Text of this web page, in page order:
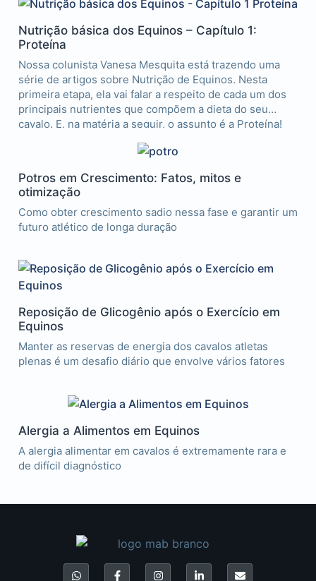
Nutrição básica dos Equinos – Capítulo 1:
Proteína
Nossa colunista Vanesa Mesquita está trazendo uma
série de artigos sobre Nutrição de Equinos. Nesta
primeira etapa, ela vai falar a respeito de cada um dos
principais nutrientes que compõem a dieta do seu
cavalo. E, na matéria a seguir, o assunto é a Proteína!
Potros em Crescimento: Fatos, mitos e
otimização
Como obter crescimento sadio nessa fase e garantir um
futuro atlético de longa duração
Reposição de Glicogênio após o Exercício em
Equinos
Manter as reservas de energia dos cavalos atletas
plenas é um desafio diário que envolve vários fatores
Alergia a Alimentos em Equinos
A alergia alimentar em cavalos é extremamente rara e
de difícil diagnóstico